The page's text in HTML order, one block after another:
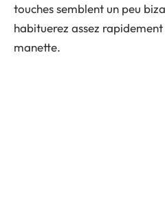
touches semblent un peu
habituerez assez rapidement
manette.